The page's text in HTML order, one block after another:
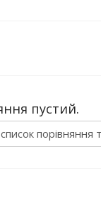
пустий.
порівняння